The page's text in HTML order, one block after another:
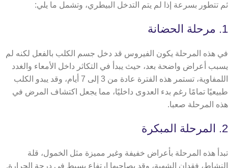
ثم تتطور بسرعة إذا لم يتم التدخل البيطري، وتشمل ما يلي:
1. مرحلة الحضانة
في هذه المرحلة يكون الفيروس قد دخل جسم الكلب بالفعل لكنه لم
يسبب أعراض واضحة بعد، حيث يبدأ في التكاثر داخل الأمعاء والغدد
اللمفاوية،
تستمر هذه الفترة عادة من 3 إلى 7 أيام، وقد يبدو الكلب
طبيعيًا تمامًا رغم بدء العدوى داخليًا، مما يجعل اكتشاف المرض في
هذه المرحلة صعبا.
2. المرحلة المبكرة
تبدأ هذه المرحلة بأعراض خفيفة وغير مميزة مثل الخمول، قلة
النشاط، فقدان الشهية، وقد يصاحبها ارتفاع بسيط في درجة الحرارة.